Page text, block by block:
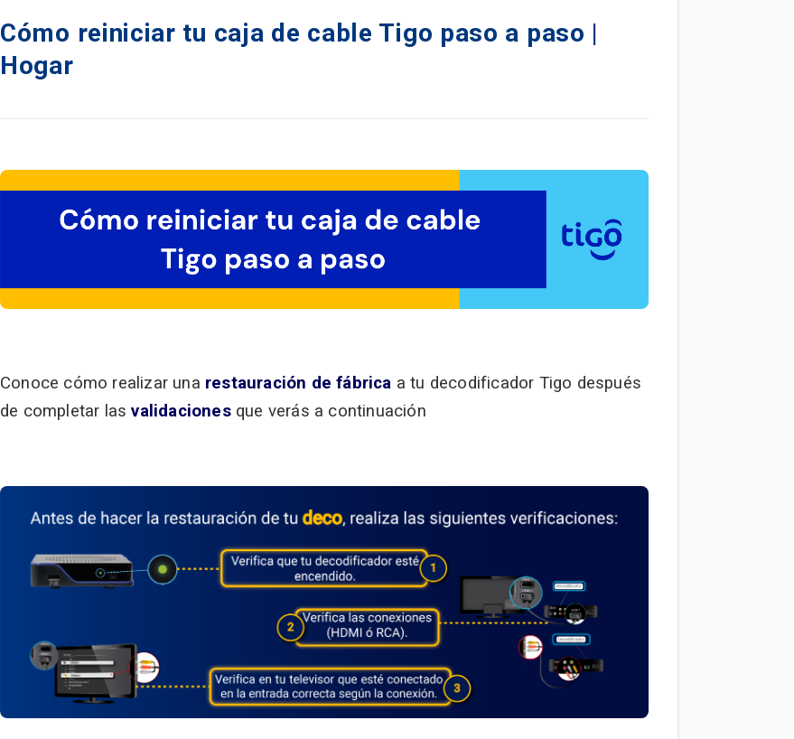
Cómo reiniciar tu caja de cable Tigo paso a paso |
Hogar
Conoce cómo realizar una restauración de fábrica a tu decodificador Tigo después
de completar lasvalidaciones que verás a continuación